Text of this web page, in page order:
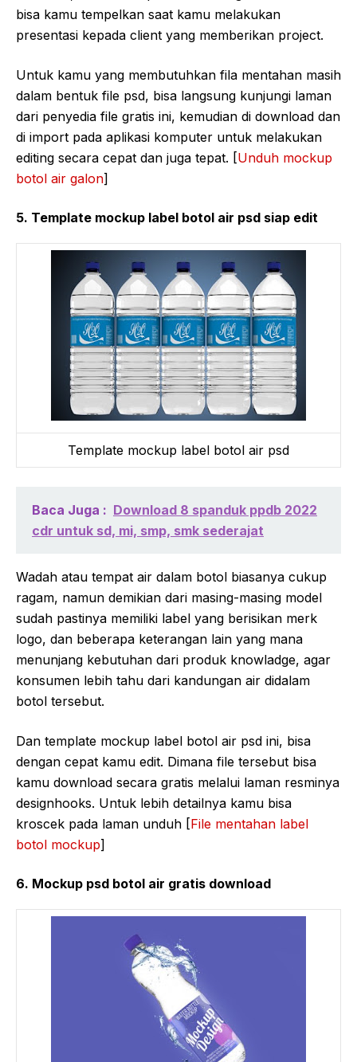
bisa kamu tempelkan saat kamu melakukan
presentasi kepada client yang memberikan project.
Untuk kamu yang membutuhkan fila mentahan masih
dalam bentuk file psd, bisa langsung kunjungi laman
dari penyedia file gratis ini, kemudian di download dan
di import pada aplikasi komputer untuk melakukan
editing secara cepat dan juga tepat. [Unduh mockup
botol air galon]
5. Template mockup label botol air psd siap edit
Template mockup label botol air psd
Baca Juga : Download 8 spanduk ppdb 2022
cdr untuk sd, mi, smp, smk sederajat
Wadah atau tempat air dalam botol biasanya cukup
ragam, namun demikian dari masing-masing model
sudah pastinya memiliki label yang berisikan merk
logo, dan beberapa keterangan lain yang mana
menunjang kebutuhan dari produk knowladge, agar
konsumen lebih tahu dari kandungan air didalam
botol tersebut.
Dan template mockup label botol air psd ini, bisa
dengan cepat kamu edit. Dimana file tersebut bisa
kamu download secara gratis melalui laman resminya
designhooks. Untuk lebih detailnya kamu bisa
kroscek pada laman unduh [File mentahan label
botol mockup]
6. Mockup psd botol air gratis download